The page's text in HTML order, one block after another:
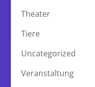
Theater
Tiere
Uncategorized
Veranstaltung